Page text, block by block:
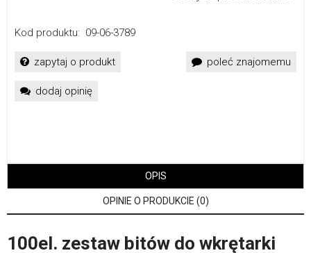
Kod produktu: 09-06-3789
zapytaj o produkt poleć znajomemu
dodaj opinię
OPIS
OPINIE O PRODUKCIE (0)
100el. zestaw bitów do wkrętarki